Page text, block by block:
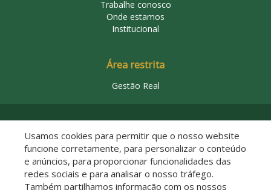
Trabalhe conosco
Onde estamos
Institucional
Área restrita
Gestão Real
Usamos cookies para permitir que o nosso website
funcione corretamente, para personalizar o conteúdo
e anúncios, para proporcionar funcionalidades das
redes sociais e para analisar o nosso tráfego.
Também partilhamos informação com os nossos